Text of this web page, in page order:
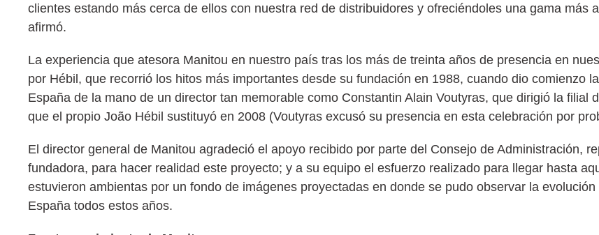
clientes estando más cerca de ellos con nuestra red de distribuidores y ofreciéndoles una gama más
afirmó.
La experiencia que atesora Manitou en nuestro país tras los más de treinta años de presencia en
por Hébil, que recorrió los hitos más importantes desde su fundación en 1988, cuando dio comienzo
España de la mano de un director tan memorable como Constantin Alain Voutyras, que dirigió la filial
que el propio João Hébil sustituyó en 2008 (Voutyras excusó su presencia en esta celebración por
El director general de Manitou agradeció el apoyo recibido por parte del Consejo de Administración,
fundadora, para hacer realidad este proyecto; y a su equipo el esfuerzo realizado para llegar hasta
estuvieron ambientas por un fondo de imágenes proyectadas en donde se pudo observar la
España todos estos años.